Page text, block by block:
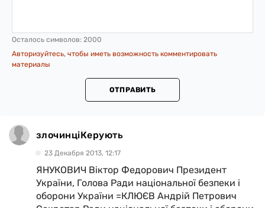
Осталось символов: 2000
Авторизуйтесь, чтобы иметь возможность комментировать
материалы
ОТПРАВИТЬ
злочинціКерують
23 Декабря 2013, 12:17
ЯНУКОВИЧ Віктор Федорович Президент
України, Голова Ради національної безпеки і
оборони України =КЛЮЄВ Андрій Петрович